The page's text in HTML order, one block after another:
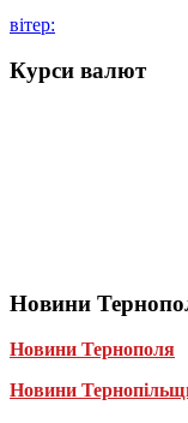
вітер:
Курси валют
Новини
Новини Тернополя
Новини